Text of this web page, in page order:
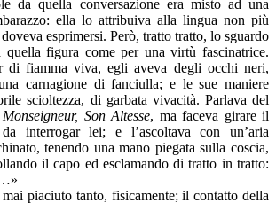
da quella conversazione era misto ad una
ella lo attribuiva alla lingua non più
esprimersi. Però, tratto tratto, lo sguardo
figura come per una virtù fascinatrice.
di fiamma viva, egli aveva degli occhi neri,
carnagione di fanciulla; e le sue maniere
scioltezza, di garbata vivacità. Parlava del
Monseigneur, Son Altesse, ma faceva girare il
interrogar lei; e l’ascoltava con un’aria
tenendo una mano piegata sulla coscia,
il capo ed esclamando di tratto in tratto:
piaciuto tanto, fisicamente; il contatto della